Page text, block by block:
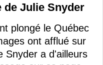
de Julie Snyder
plongé le Québec
ont afflué sur
Snyder a d'ailleurs